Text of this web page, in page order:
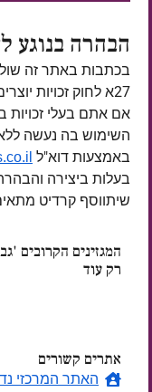
הבהרה בנוגע
בכתבות באתר זה
27א לחוק זכויות יוצרים, התשס"ח–2007.
אם אתם בעלי זכויות
השימוש בה נעשה
באמצעות דוא"ל
בעלות ביצירה
שיתווסף קרדיט
המגזינים הקרובים
רק עוד
אתרים קשורים
האתר המרכזי